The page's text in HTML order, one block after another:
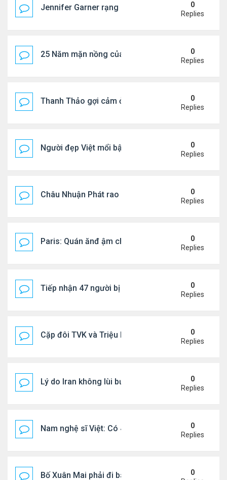
Jennifer Garner rạng rỡ bên bạn trai kém 6 tuổi
0
Replies
25 Năm mặn nồng của 'Điệp viên 007'
0
Replies
Thanh Thảo gợi cảm ở tuổi 49
0
Replies
Người đẹp Việt mổi bật giữa dàn sao châu Á
0
Replies
Châu Nhuận Phát rao bán tài sản
0
Replies
Paris: Quán ănđ ậm chất Việt đông kín khách chờ
0
Replies
Tiếp nhận 47 người bị Mỹ trục xuất, Công an
0
Replies
Cặp đôi TVK và Triệu Mẫn được yêu thích nhất
0
Replies
Lý do Iran không lùi bước trước lời đe dọa của
0
Replies
Nam nghệ sĩ Việt: Có 4 nhà ở Pháp, sống gần
0
Replies
Bố Xuân Mai phải đi bán cơm ở Mỹ
0